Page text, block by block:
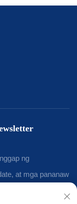
ng
at mga pananaw